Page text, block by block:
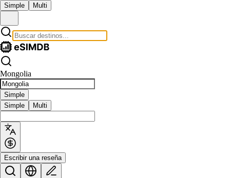
Simple Multi
Mongolia
Simple
Simple
Multi
Escribir una reseña